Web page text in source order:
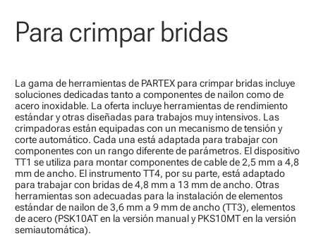
Para crimpar bridas
La gama de herramientas de PARTEX para crimpar bridas incluye
soluciones dedicadas tanto a componentes de nailon como de
acero inoxidable. La oferta incluye herramientas de rendimiento
estándar y otras diseñadas para trabajos muy intensivos. Las
crimpadoras están equipadas con un mecanismo de tensión y
corte automático. Cada una está adaptada para trabajar con
componentes con un rango diferente de parámetros. El dispositivo
TT1 se utiliza para montar componentes de cable de 2,5 mm a 4,8
mm de ancho. El instrumento TT4, por su parte, está adaptado
para trabajar con bridas de 4,8 mm a 13 mm de ancho. Otras
herramientas son adecuadas para la instalación de elementos
estándar de nailon de 3,6 mm a 9 mm de ancho (TT3), elementos
de acero (PSK10AT en la versión manual y PKS10MT en la versión
semiautomática).